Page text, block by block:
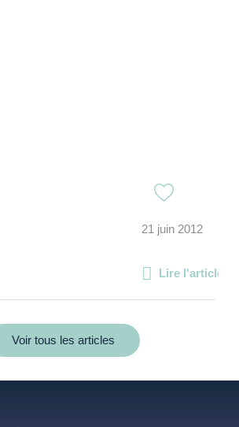
21 juin 2012
Lire l'article
Voir tous les articles